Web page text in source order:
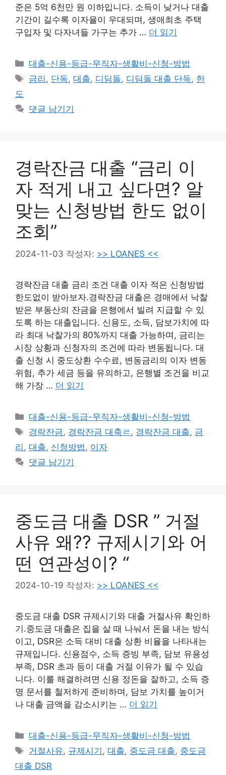
준은 5억 6천만 원 이하입니다. 소득이 낮거나 대출
기간이 길수록 이자율이 우대되며, 생애최초 주택
구입자 및 다자녀들 가구는 추가 … 더 읽기
카
테
대출-신용-등급-무직자-생활비-신청-방법
태
금리 , 단독,대출, 디딤돌, 디딤돌 대출 단독, 한
도
댓글 남기기
경락잔금 대출 “금리 이
자 적게 내고 싶다면? 알
맞는 신청방법 한도 없이
조회”
2024-11-03 작성자: >> LOANES <<
경락잔금 대출 금리 조건 대출 이자 적은 신청방법
한도없이 받아보자.경락잔금 대출은 경매에서 낙찰
받은 부동산의 잔금을 은행에서 빌려 지급할 수 있
도록 하는 대출입니다. 신용도, 소득, 담보가치에 따
라 최대 낙찰가의 80%까지 대출 가능하며, 금리는
시장 상황과 신청자의 조건에 따라 변동됩니다. 대
출 신청 시 중도상환 수수료, 변동금리의 이자 변동
위험, 추가 세금 등을 유의하고, 은행별 조건을 비교
해 가장 … 더 읽기
카
테
고
리
대출-신용-등급-무직자-생활비-신청-방법
태
그
경락잔금, 경락잔금 대축ㄹ , 경락잔금 대출, 금
리 , 대출, 신청방법 , 이자
댓글 남기기
중도금 대출 DSR ” 거절
사유 왜?? 규제시기와 어
떤 연관성이? “
2024-10-19 작성자: >> LOANES <<
중도금 대출 DSR 규제시기와 대출 거절사유 확인하
기.중도금 대출은 집을 살 때 나눠서 돈을 내는 방식
이고, DSR은 소득 대비 대출 상환 비율을 나타내는
규제입니다. 신용점수, 소득 증빙 부족, 담보 유용성
부족, DSR 초과 등이 대출 거절 이유가 될 수 있습
니다. 이를 해결하려면 신용 정돈을 잘하고, 소득 증
명 문서를 철저하게 준비하며, 담보 가치를 높이거
나 대출 금액을 감소시키는 … 더 읽기
카
테
리
대출-신용-등급-무직자-생활비-신청-방법
태
그
거절사유, 규제시기 ,대출, 중도금 대출, 중도금
대출 DSR